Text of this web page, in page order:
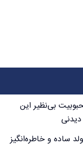
بی‌نظیر این
ساده و خاطره‌انگیز